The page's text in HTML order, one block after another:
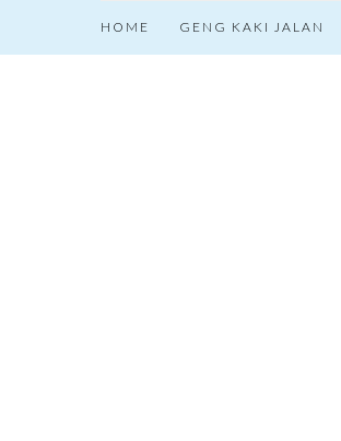
HOME GENG KAKI JALAN